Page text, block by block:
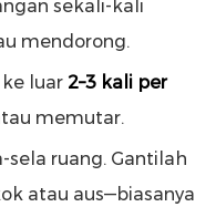
sekali-kali
mendorong.
luar 2–3 kali per
memutar.
sela ruang. Gantilah
atau aus—biasanya